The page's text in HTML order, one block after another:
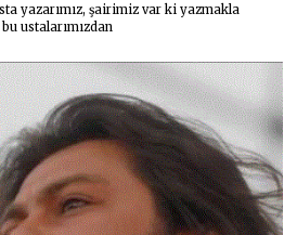
yazarımız, şairimiz var ki yazmakla
ustalarımızdan